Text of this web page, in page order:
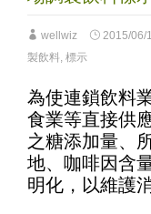
wellwiz 2015/06/
製飲料, 標示
為使連鎖飲料
食業等直接供
之糖添加量、
地、咖啡因含
明化，以維護